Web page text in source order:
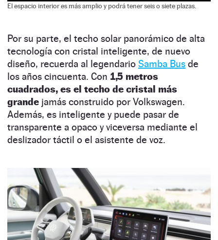
El espacio interior es más amplio y podrá tener seis o siete plazas.
Por su parte, el techo solar panorámico de alta
tecnología con cristal inteligente, de nuevo
diseño, recuerda al legendario Samba Bus de
los años cincuenta. Con 1,5 metros
cuadrados, es el techo de cristal más
grande jamás construido por Volkswagen.
Además, es inteligente y puede pasar de
transparente a opaco y viceversa mediante el
deslizador táctil o el asistente de voz.